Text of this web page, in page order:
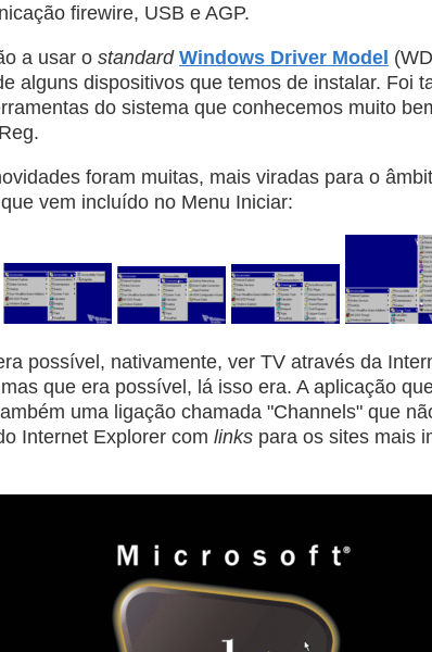
firewire, USB e AGP.
a usar o standard Windows Driver Model
alguns dispositivos que temos de instalar. Foi
do sistema que conhecemos muito
foram muitas, mais viradas para o
vem incluído no Menu Iniciar:
possível, nativamente, ver TV através da
que era possível, lá isso era. A aplicação
uma ligação chamada "Channels" que
Internet Explorer com links para os sites mais